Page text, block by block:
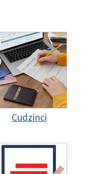
Cudzinci